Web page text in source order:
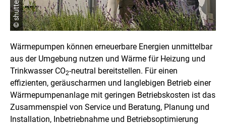
Wärmepumpen können erneuerbare Energien unmittelbar
aus der Umgebung nutzen und Wärme für Heizung und
Trinkwasser CO2-neutral bereitstellen. Für einen
effizienten, geräuscharmen und langlebigen Betrieb einer
Wärmepumpenanlage mit geringen Betriebskosten ist das
Zusammenspiel von Service und Beratung, Planung und
Installation, Inbetriebnahme und Betriebsoptimierung